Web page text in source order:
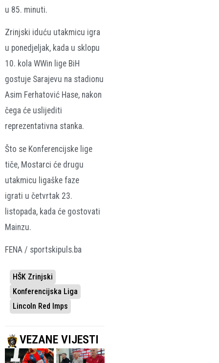
u 85. minuti.
Zrinjski iduću utakmicu igra
u ponedjeljak, kada u sklopu
10. kola WWin lige BiH
gostuje Sarajevu na stadionu
Asim Ferhatović Hase, nakon
čega će uslijediti
reprezentativna stanka.
Što se Konferencijske lige
tiče, Mostarci će drugu
utakmicu ligaške faze
igrati u četvrtak 23.
listopada, kada će gostovati
Mainzu.
FENA / sportskipuls.ba
HŠK Zrinjski
Konferencijska Liga
Lincoln Red Imps
VEZANE VIJESTI